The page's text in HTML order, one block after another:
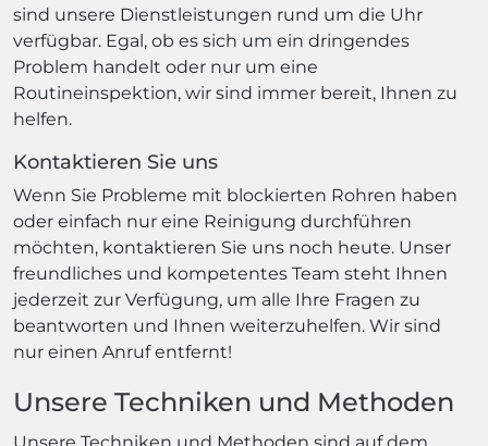
sind unsere Dienstleistungen rund um die Uhr
verfügbar. Egal, ob es sich um ein dringendes
Problem handelt oder nur um eine
Routineinspektion, wir sind immer bereit, Ihnen zu
helfen.
Kontaktieren Sie uns
Wenn Sie Probleme mit blockierten Rohren haben
oder einfach nur eine Reinigung durchführen
möchten, kontaktieren Sie uns noch heute. Unser
freundliches und kompetentes Team steht Ihnen
jederzeit zur Verfügung, um alle Ihre Fragen zu
beantworten und Ihnen weiterzuhelfen. Wir sind
nur einen Anruf entfernt!
Unsere Techniken und Methoden